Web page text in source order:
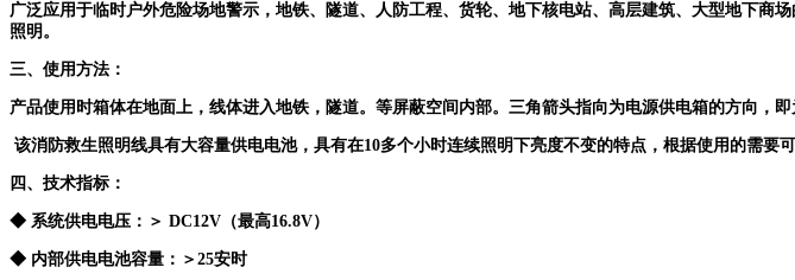
广泛应用于临时户外危险场地警示，地铁、隧道、人防工程、货轮、地下核电站、高层建筑、大型地下商
照明。
三、使用方法：
产品使用时箱体在地面上，线体进入地铁，隧道。等屏蔽空间内部。三角箭头指向为电源供电箱的方向，即
该消防救生照明线具有大容量供电电池，具有在10多个小时连续照明下亮度不变的特点，根据使用的需要
四、技术指标：
◆ 系统供电电压：＞ DC12V（最高16.8V）
◆ 内部供电电池容量：＞ 25安时